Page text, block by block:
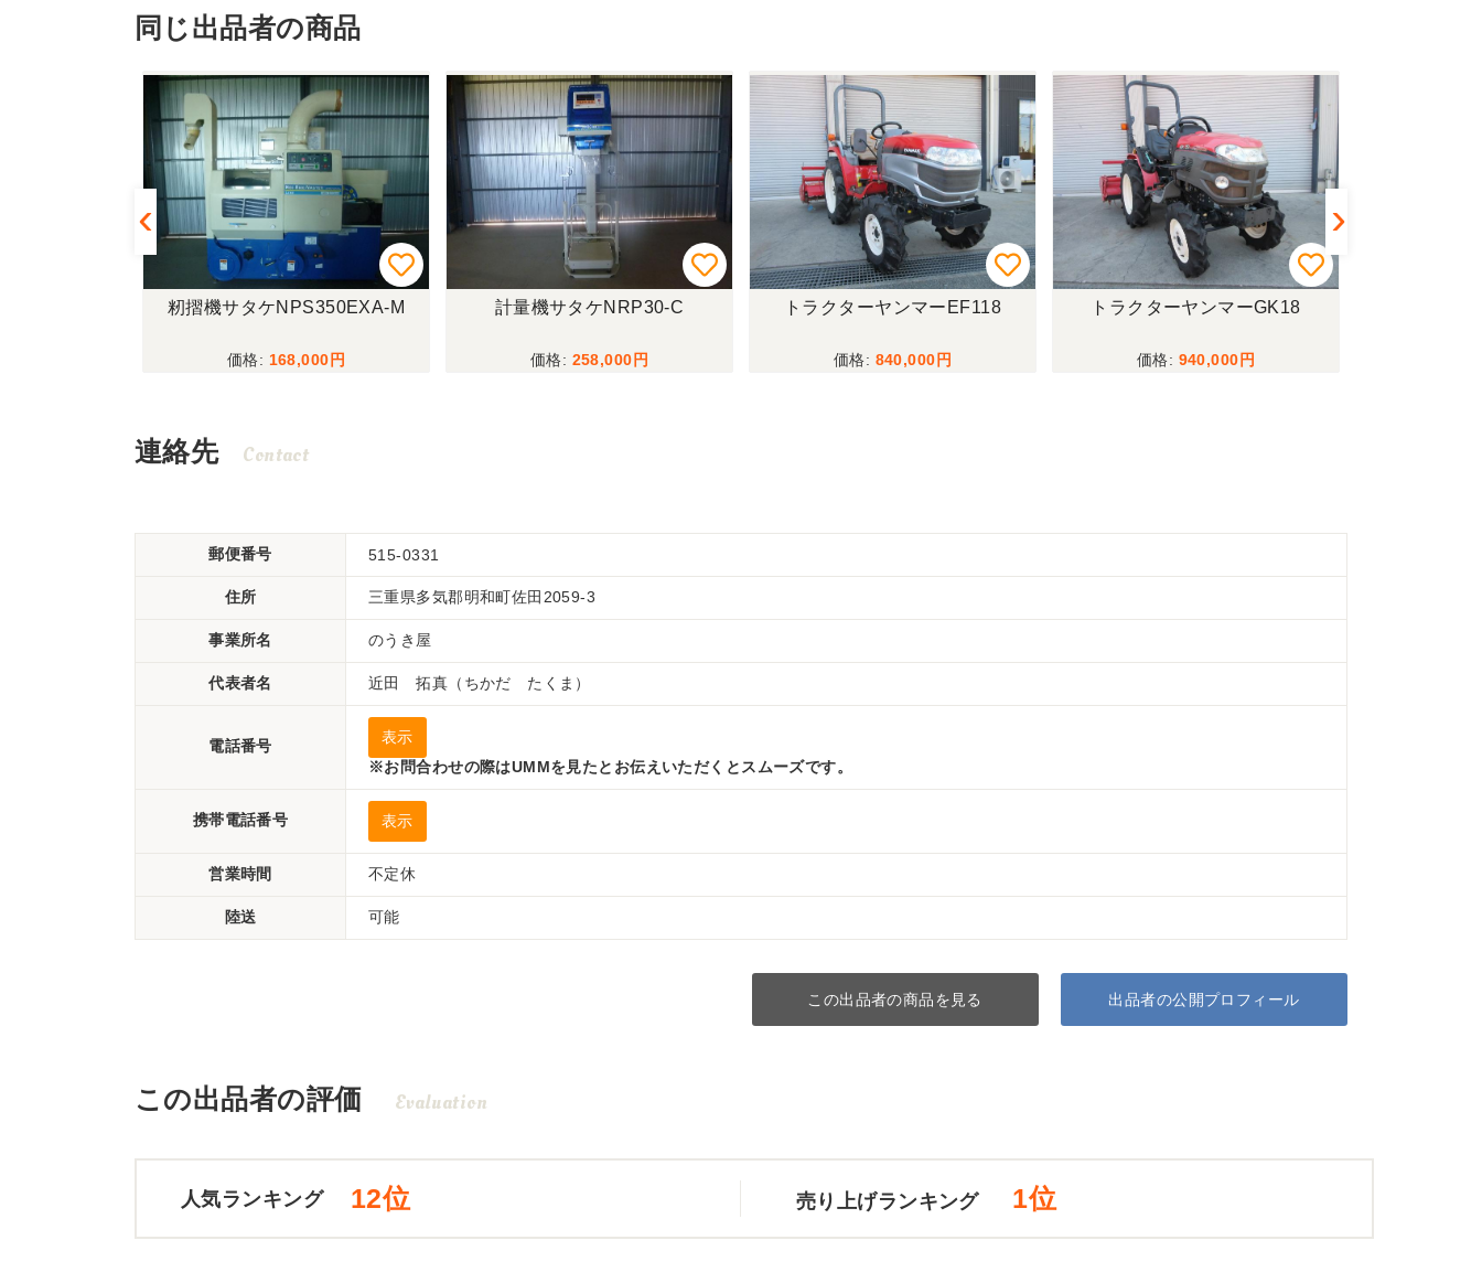
同じ出品者の商品
籾摺機サタケNPS350EXA-M
168,000
計量機サタケNRP30-C
258,000
トラクターヤンマーEF118
840,000
トラクターヤンマーGK18
940,000
連絡先 Contact
郵便番号 515-0331
住所 三重県多気郡明和町佐田2059-3
事業所名 のうき屋
代表者名 近田 拓真（ちかだ たくま）
電話番号
表示
※お問合わせの際はUMMを見たとお伝えいただくとスムーズです。
携帯電話番号 表示
営業時間 不定休
陸送 可能
この出品者の商品を見る 出品者の公開プロフィール
この出品者の評価 Evaluation
人気ランキング 12位 売り上げランキング 1位